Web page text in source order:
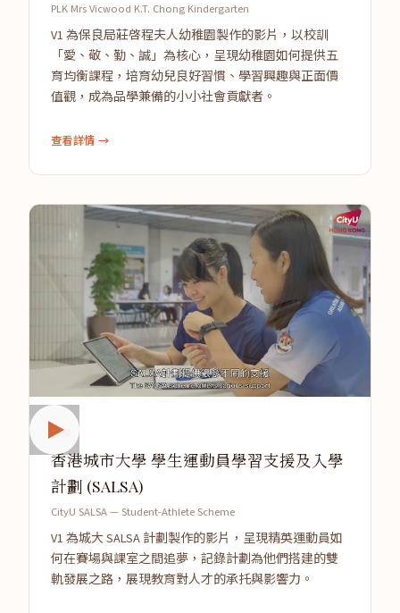
PLK Mrs Vicwood K.T. Chong Kindergarten
V1 為保良局莊啓程夫人幼稚園製作的影片，以校訓
「愛、敬、勤、誠」為核心，呈現幼稚園如何提供五
育均衡課程，培育幼兒良好習慣、學習興趣與正面價
值觀，成為品學兼備的小小社會貢獻者。
查看詳情 →
大學
香港城市大學 學生運動員學習支援及入學
計劃 (SALSA)
CityU SALSA — Student-Athlete Scheme
V1 為城大 SALSA 計劃製作的影片，呈現精英運動員如
何在賽場與課室之間追夢，記錄計劃為他們搭建的雙
軌發展之路，展現教育對人才的承托與影響力。